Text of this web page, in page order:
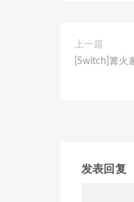
上一篇
[Switch]篝火
发表回复